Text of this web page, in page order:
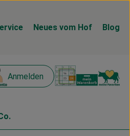
Neues vom Hof Blog
Anmelden